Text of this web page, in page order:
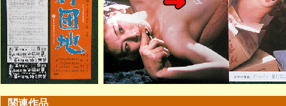
関連作品